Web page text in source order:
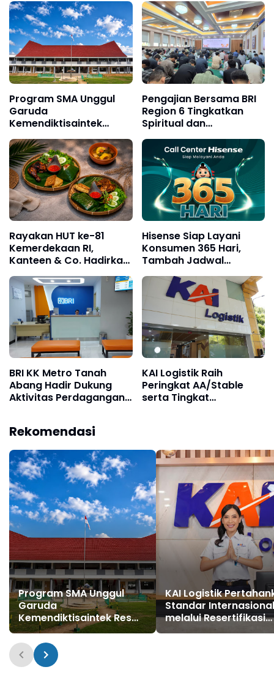
Program SMA Unggul
Garuda
Kemendiktisaintek
Resmi Dimulai di
Konawe Selatan, PTPP
Hadirkan Fasilitas
Pendidikan Berkualitas
Pengajian Bersama BRI
Region 6 Tingkatkan
Spiritual dan
Silaturahmi Pekerja
Rayakan HUT ke-81
Kemerdekaan RI,
Kanteen & Co. Hadirkan
Menu Nusantara Baru
dan Promo Paket
Spesial Rp81.000
Hisense Siap Layani
Konsumen 365 Hari,
Tambah Jadwal
Layanan Call Center
Hisense Care
BRI KK Metro Tanah
Abang Hadir Dukung
Aktivitas Perdagangan
KAI Logistik Raih
Peringkat AA/Stable
serta Tingkat
Pelanggan di Tengah
Dinamika Industri
Rekomendasi
Program SMA Unggul
Garuda
Kemendiktisaintek Resmi
Dimulai di Konawe
Selatan, PTPP Hadirkan
Fasilitas Pendidikan
Berkualitas
KAI Logistik
Standar Internasional
melalui Resertifikasi
Sistem Manajemen